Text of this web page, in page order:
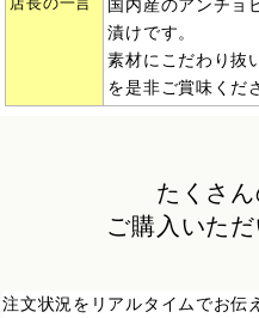
国内産のアンチョ
漬けです。
素材にこだわり抜
を是非ご賞味くだ
たくさ
ご購入いただ
注文状況をリアルタイムでお伝